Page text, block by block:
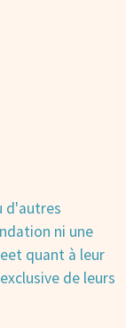
d'autres
ni une
quant à leur
de leurs